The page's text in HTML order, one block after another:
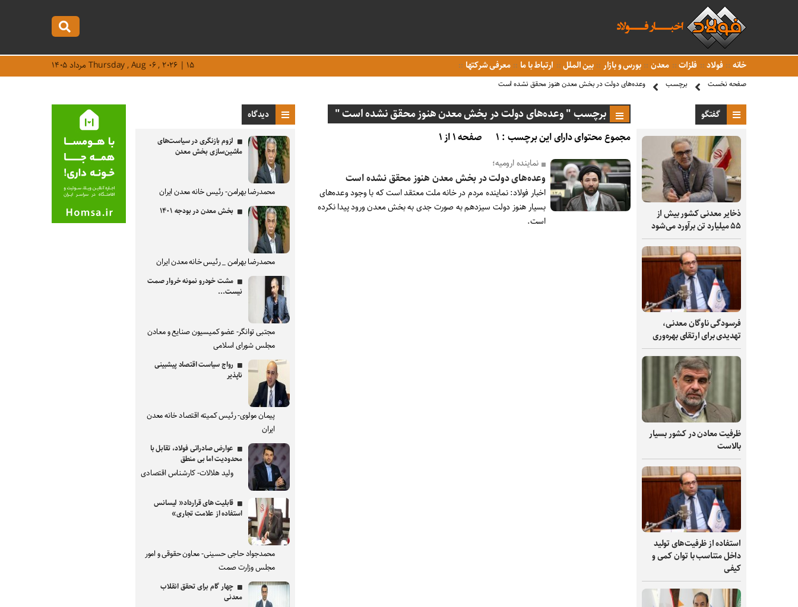
خانه فولاد فلزات معدن بورس و بازار بین الملل ارتباط با ما معرفی شرکتها Thursday , Aug ۰۶ , ۲۰۲۶ | ۱۵ مرداد ۱۴۰۵
صفحه نخست برچسب وعده‌های دولت در بخش معدن هنوز محقق نشده است
گفتگو
ذخایر معدنی کشور بیش از
۵۵ میلیارد تن برآورد می‌شود
فرسودگی ناوگان معدنی،
تهدیدی برای ارتقای بهره‌وری
ظرفیت‌ معادن در کشور بسیار
بالاست
استفاده از ظرفیت‌های تولید
داخل متناسب با توان کمی و
کیفی
برچسب " وعده‌های دولت در بخش معدن هنوز محقق نشده است "
مجموع محتوای دارای این برچسب : ۱ صفحه ۱ از ۱
نماینده ارومیه؛
وعده‌های دولت در بخش معدن هنوز محقق نشده است
اخبار فولاد: نماینده مردم در خانه ملت معتقد است که با وجود وعده‌های
بسیار هنوز دولت سیزدهم به صورت جدی به بخش معدن ورود پیدا نکرده
است.
دیدگاه
لزوم بازنگری در سیاست‌های
ماشین‌سازی بخش معدن
محمدرضا بهرامن- رئیس خانه معدن ایران
بخش معدن در بودجه ۱۴۰۱
محمدرضا بهرامن _ رئیس خانه معدن ایران
مشت خودرو نمونه خروار صمت
نیست...
مجتبی توانگر- عضو کمیسیون صنایع و معادن
مجلس شورای اسلامی
رواج سیاست اقتصاد پیشبینی
ناپذیر
پیمان مولوی- رئیس کمیته اقتصاد خانه معدن
ایران
عوارض صادراتی فولاد، تقابل با
محدودیت اما بی منطق
ولید هلالات- کارشناس اقتصادی
قابلیت های قرارداد« لیسانس
استفاده از علامت تجاری»
محمدجواد حاجی حسینی- معاون حقوقی و امور
مجلس وزارت صمت
چهار گام برای تحقق انقلاب
معدنی